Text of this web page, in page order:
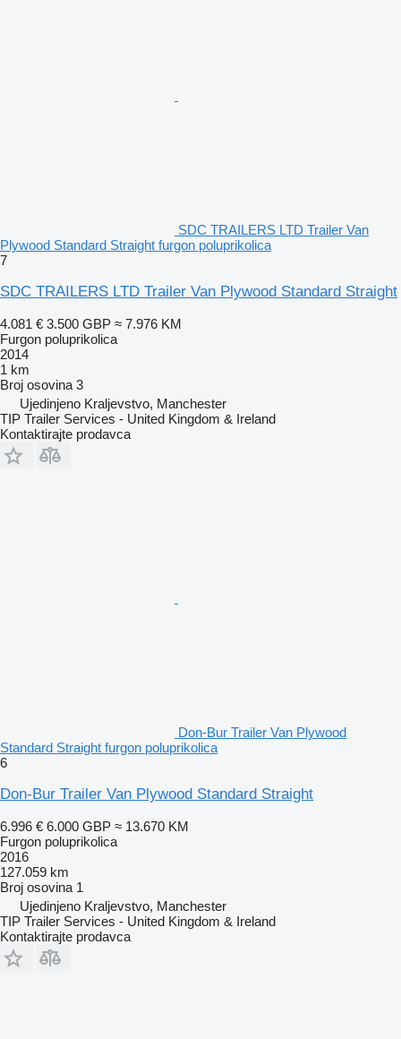
SDC TRAILERS LTD Trailer Van
Plywood Standard Straight furgon poluprikolica
7
SDC TRAILERS LTD Trailer Van Plywood Standard Straight
4.081 € 3.500 GBP ≈ 7.976 KM
Furgon poluprikolica
2014
1 km
Broj osovina 3
Ujedinjeno Kraljevstvo, Manchester
TIP Trailer Services - United Kingdom & Ireland
Kontaktirajte prodavca
Don-Bur Trailer Van Plywood
Standard Straight furgon poluprikolica
6
Don-Bur Trailer Van Plywood Standard Straight
6.996 € 6.000 GBP ≈ 13.670 KM
Furgon poluprikolica
2016
127.059 km
Broj osovina 1
Ujedinjeno Kraljevstvo, Manchester
TIP Trailer Services - United Kingdom & Ireland
Kontaktirajte prodavca